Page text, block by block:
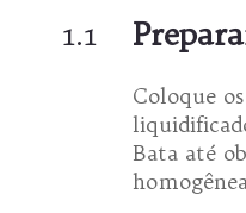
1.1
Coloque
Bata até